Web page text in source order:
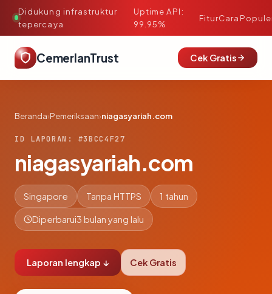
Didukung infrastruktur
tepercaya
·
Uptime API:
99.95%
FiturCara
CemerlanTrust Cek Gratis
Beranda›Pemeriksaan›niagasyariah.com
ID LAPORAN: #3BCC4F27
niagasyariah.com
Singapore Tanpa HTTPS 1 tahun
Diperbarui3 bulan yang lalu
Laporan lengkap ↓ Cek Gratis